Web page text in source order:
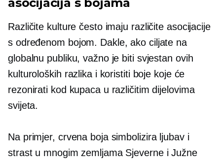
Različite kulture često imaju različite asocijacije
s određenom bojom. Dakle, ako ciljate na
globalnu publiku, važno je biti svjestan ovih
kulturoloških razlika i koristiti boje koje će
rezonirati kod kupaca u različitim dijelovima
svijeta.
Na primjer, crvena boja simbolizira ljubav i
strast u mnogim zemljama Sjeverne i Južne